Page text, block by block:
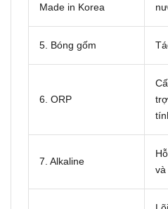
Made in Korea
5. Bóng gốm
6. ORP
7. Alkaline
và